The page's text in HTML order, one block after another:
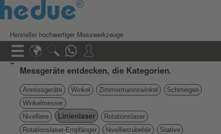
Hersteller hochwertiger Messwerkzeuge
Messgeräte entdecken, die Kategorien.
Anreissgeräte Winkel Zimmermannswinkel
Schmiegen
Winkelmesser
Nivelliere
Linienlaser
Rotationslaser
Rotationslaser-Empfänger
Nivellierzubehör
Stative